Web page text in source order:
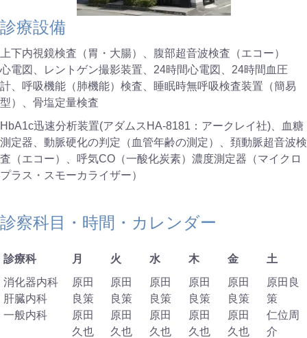
​診療設備
上下内視鏡検査（胃・大腸）、腹部超音波検査（エコー）
心電図、レントゲン撮影装置、24時間心電図、24時間血圧
計、呼吸機能（肺機能）検査、睡眠時無呼吸検査装置（簡易
型）、骨塩定量検査
HbA1c迅速分析装置(アダムスHA-8181：アークレイ社)、血糖
測定器、動脈硬化の判定（血管年齢の測定）、頚動脈超音波検
査（エコー）、呼気CO（一酸化炭素）濃度測定器（マイクロ
プラス・スモーカライザー）
診察科目・時間・カレンダー
診療科 月 火 水 木 金
土
消化器内科
肝臓内科
一般内科
原田
良策
原田
久也
原田
良策
原田
久也
原田
良策
原田
久也
原田
良策
原田
久也
原田
良策
原田
久也
原田良
策
仁位周
介